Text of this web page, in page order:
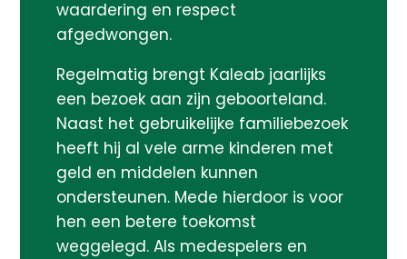
waardering en respect
afgedwongen.
Regelmatig brengt Kaleab jaarlijks
een bezoek aan zijn geboorteland.
Naast het gebruikelijke familiebezoek
heeft hij al vele arme kinderen met
geld en middelen kunnen
ondersteunen. Mede hierdoor is voor
hen een betere toekomst
weggelegd. Als medespelers en